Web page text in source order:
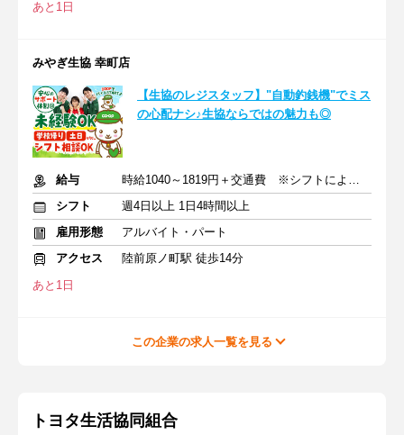
あと1日
みやぎ生協 幸町店
【生協のレジスタッフ】"自動釣銭機"でミス
の心配ナシ♪生協ならではの魅力も◎
給与
時給1040～1819円＋交通費 ※シフトにより時給変動あり
シフト
週4日以上 1日4時間以上
雇用形態
アルバイト・パート
アクセス
陸前原ノ町駅 徒歩14分
あと1日
この企業の求人一覧を見る
トヨタ生活協同組合